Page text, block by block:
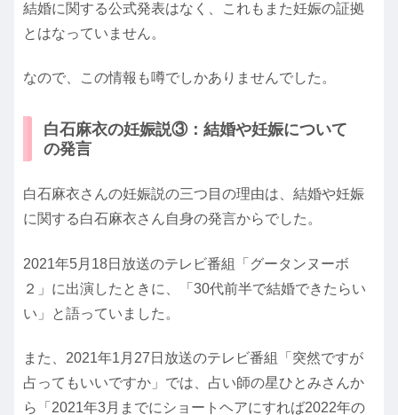
結婚に関する公式発表はなく、これもまた妊娠の証拠
とはなっていません。
なので、この情報も噂でしかありませんでした。
白石麻衣の妊娠説③：結婚や妊娠について
の発言
白石麻衣さんの妊娠説の三つ目の理由は、結婚や妊娠
に関する白石麻衣さん自身の発言からでした。
2021年5月18日放送のテレビ番組「グータンヌーボ
２」に出演したときに、「30代前半で結婚できたらい
い」と語っていました。
また、2021年1月27日放送のテレビ番組「突然ですが
占ってもいいですか」では、占い師の星ひとみさんか
ら「2021年3月までにショートヘアにすれば2022年の